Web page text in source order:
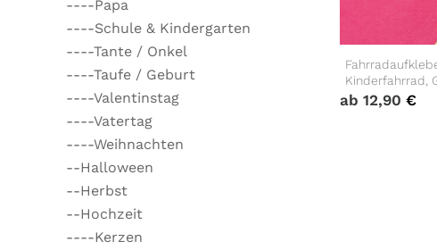
----Papa
----Schule & Kindergarten
----Tante / Onkel
----Taufe / Geburt
----Valentinstag
----Vatertag
----Weihnachten
--Halloween
--Herbst
--Hochzeit
----Kerzen
Kinderfahrrad,
ab 12,90 €